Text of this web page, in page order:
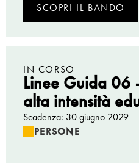
SCOPRI IL BANDO
IN CORSO
Linee Guida 06
alta intensità
Scadenza: 30 giugno 2029
PERSONE